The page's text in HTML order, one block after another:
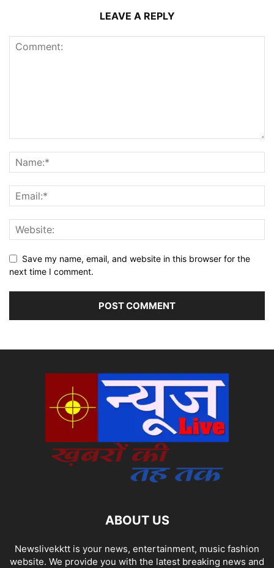
LEAVE A REPLY
Save my name, email, and website in this browser for the
next time I comment.
ABOUT US
Newslivekktt is your news, entertainment, music fashion
website. We provide you with the latest breaking news and